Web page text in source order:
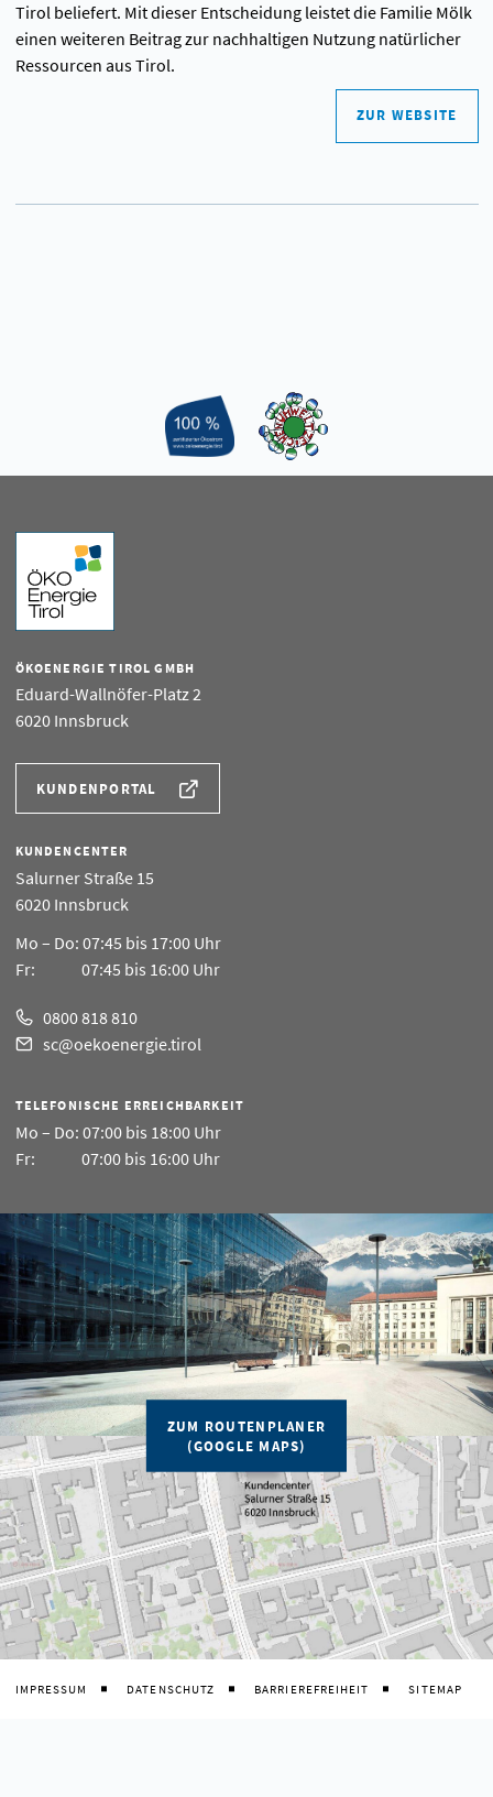
Tirol beliefert. Mit dieser Entscheidung leistet die Familie Mölk
einen weiteren Beitrag zur nachhaltigen Nutzung natürlicher
Ressourcen aus Tirol.
ZUR WEBSITE
ÖKOENERGIE TIROL GMBH
Eduard-Wallnöfer-Platz 2
6020 Innsbruck
KUNDENPORTAL
KUNDENCENTER
Salurner Straße 15
6020 Innsbruck
Mo – Do: 07:45 bis 17:00 Uhr
Fr:
07:45 bis 16:00 Uhr
0800 818 810
sc@oekoenergie.tirol
TELEFONISCHE ERREICHBARKEIT
Mo – Do: 07:00 bis 18:00 Uhr
Fr:
07:00 bis 16:00 Uhr
ZUM ROUTENPLANER
(GOOGLE MAPS)
IMPRESSUM DATENSCHUTZ BARRIEREFREIHEIT SITEMAP